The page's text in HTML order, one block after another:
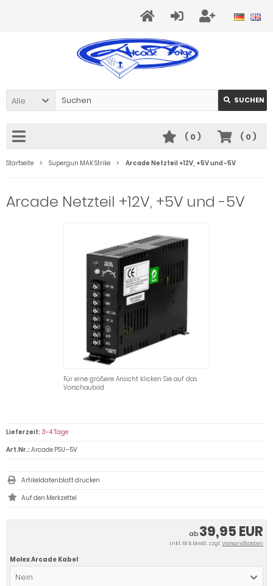
Alle SUCHEN
( 0)
( 0)
Startseite Supergun MAK Strike Arcade Netzteil +12V, +5V und -5V
Arcade Netzteil +12V, +5V und -5V
Für eine größere Ansicht klicken Sie auf das
Vorschaubild
ab 39,95 EUR
inkl. 19 % MwSt. zzgl.Versandkosten
Molex Arcade Kabel
Nein
Lieferzeit: 3-4 Tage
Art.Nr.: Arcade PSU -5V
Artikeldatenblatt drucken